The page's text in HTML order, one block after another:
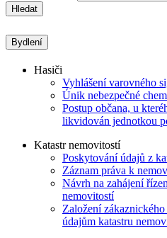
Hledat
Bydlení
Hasiči
Vyhlášení varovného
Únik nebezpečné
Postup občana, u
likvidován jednotkou
Katastr nemovitostí
Poskytování údajů z
Záznam práva k
Návrh na zahájení
nemovitostí
Založení
údajům katastru